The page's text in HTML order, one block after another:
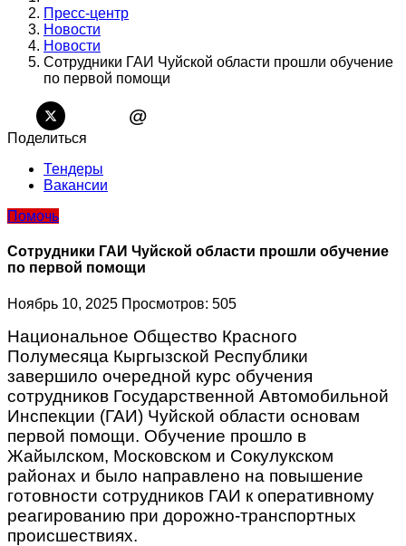
Пресс-центр
Новости
Новости
Сотрудники ГАИ Чуйской области прошли обучение
по первой помощи
@
Поделиться
Тендеры
Вакансии
Помочь
Сотрудники ГАИ Чуйской области прошли обучение
по первой помощи
Ноябрь 10, 2025 Просмотров: 505
Национальное Общество Красного
Полумесяца Кыргызской Республики
завершило очередной курс обучения
сотрудников Государственной Автомобильной
Инспекции (ГАИ) Чуйской области основам
первой помощи. Обучение прошло в
Жайылском, Московском и Сокулукском
районах и было направлено на повышение
готовности сотрудников ГАИ к оперативному
реагированию при дорожно-транспортных
происшествиях.